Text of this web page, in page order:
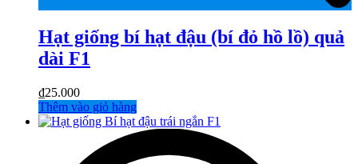
Hạt giống bí hạt đậu (bí đỏ hồ lồ) quả
dài F1
₫25.000
Thêm vào giỏ hàng